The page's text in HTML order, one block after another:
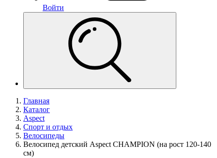
Войти
Главная
Каталог
Aspect
Спорт и отдых
Велосипеды
Велосипед детский Aspect CHAMPION (на рост 120-140
см)